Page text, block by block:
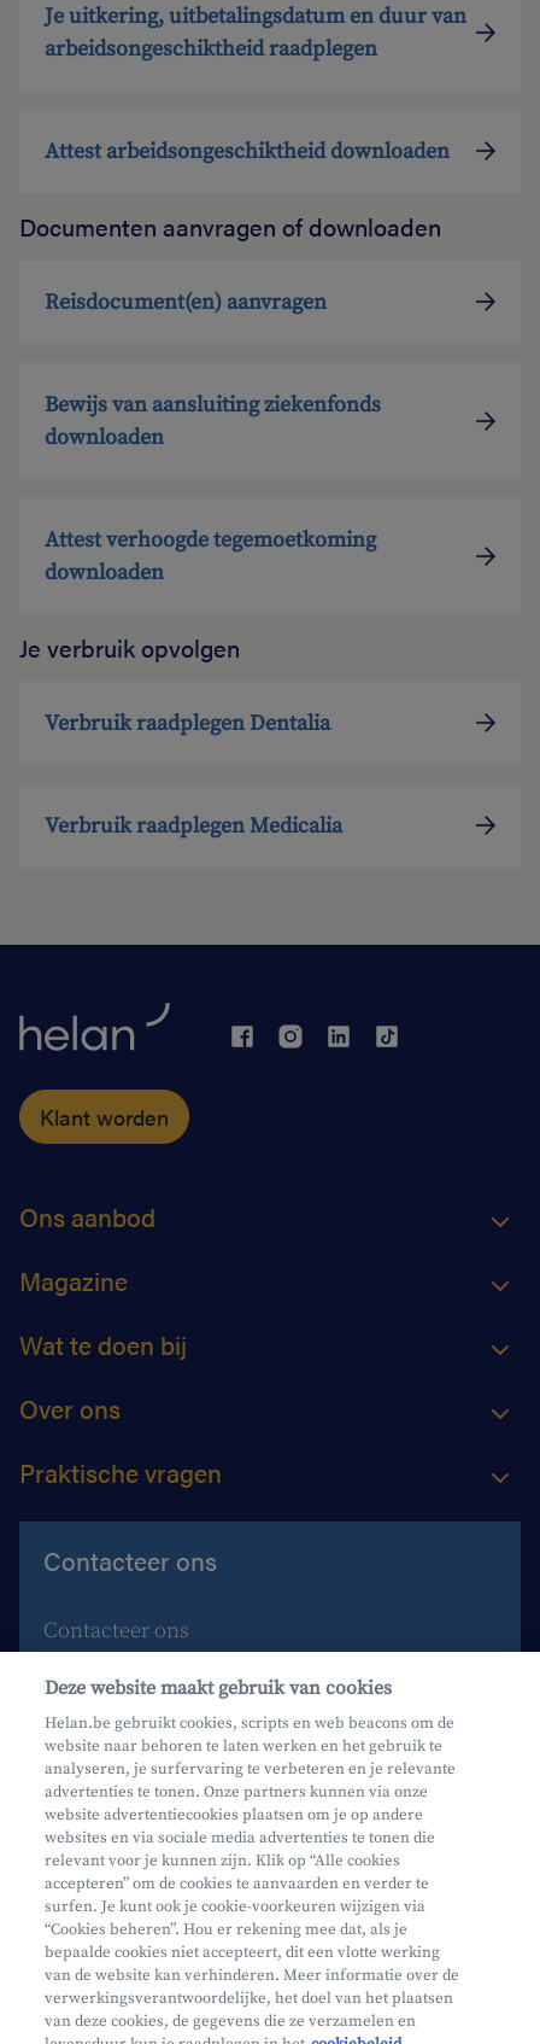
Je uitkering, uitbetalingsdatum en duur van
arbeidsongeschiktheid raadplegen
Attest arbeidsongeschiktheid downloaden
Documenten aanvragen of downloaden
Reisdocument(en) aanvragen
Bewijs van aansluiting ziekenfonds
downloaden
Attest verhoogde tegemoetkoming
downloaden
Je verbruik opvolgen
Verbruik raadplegen Dentalia
Verbruik raadplegen Medicalia
Klant worden
Ons aanbod
Magazine
Wat te doen bij
Over ons
Praktische vragen
Contacteer ons
Contacteer ons
Maak een afspraak
Waar vind je ons?
Phishing
Mifid
Privacy
Juridische info
Onderworpen aan de controle van CDZ
Deze website maakt gebruik van cookies
Helan.be gebruikt cookies, scripts en web beacons om de
website naar behoren te laten werken en het gebruik te
analyseren, je surfervaring te verbeteren en je relevante
advertenties te tonen. Onze partners kunnen via onze
website advertentiecookies plaatsen om je op andere
websites en via sociale media advertenties te tonen die
relevant voor je kunnen zijn. Klik op “Alle cookies
accepteren” om de cookies te aanvaarden en verder te
surfen. Je kunt ook je cookie-voorkeuren wijzigen via
“Cookies beheren”. Hou er rekening mee dat, als je
bepaalde cookies niet accepteert, dit een vlotte werking
van de website kan verhinderen. Meer informatie over de
verwerkingsverantwoordelijke, het doel van het plaatsen
van deze cookies, de gegevens die ze verzamelen en